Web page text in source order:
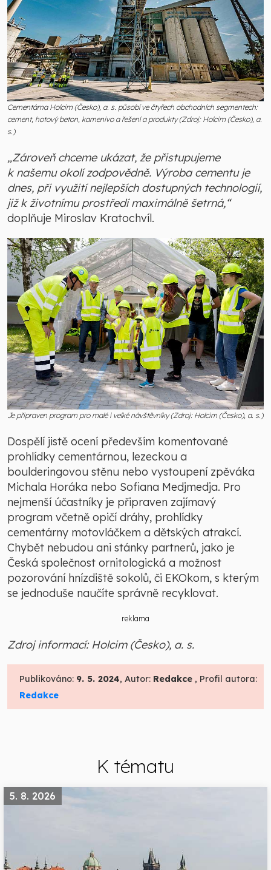
Cementárna Holcim (Česko), a. s. působí ve čtyřech obchodních segmentech:
cement, hotový beton, kamenivo a řešení a produkty (Zdroj: Holcim (Česko), a.
s.)
„Zároveň chceme ukázat, že přistupujeme
k našemu okolí zodpovědně. Výroba cementu je
dnes, při využití nejlepších dostupných technologií,
již k životnímu prostředí maximálně šetrná,“
doplňuje Miroslav Kratochvíl.
Je připraven program pro malé i velké návštěvníky (Zdroj: Holcim (Česko), a. s.)
Dospělí jistě ocení především komentované
prohlídky cementárnou, lezeckou a
boulderingovou stěnu nebo vystoupení zpěváka
Michala Horáka nebo Sofiana Medjmedja. Pro
nejmenší účastníky je připraven zajímavý
program včetně opičí dráhy, prohlídky
cementárny motovláčkem a dětských atrakcí.
Chybět nebudou ani stánky partnerů, jako je
Česká společnost ornitologická a možnost
pozorování hnízdiště sokolů, či EKOkom, s kterým
se jednoduše naučíte správně recyklovat.
reklama
Zdroj informací: Holcim (Česko), a. s.
Publikováno: 9. 5. 2024, Autor: Redakce , Profil autora:
Redakce
K tématu
5. 8. 2026